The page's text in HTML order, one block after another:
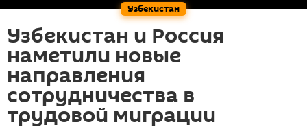
Узбекистан
Узбекистан и Россия
наметили новые
направления
сотрудничества в
трудовой миграции